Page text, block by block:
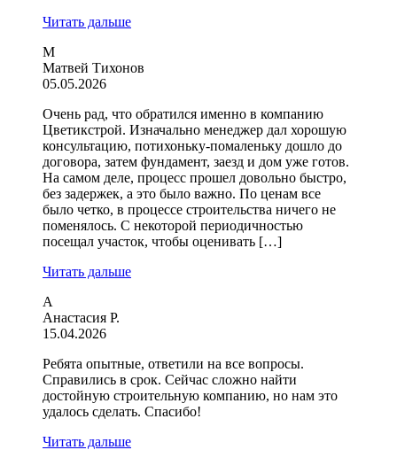
Читать дальше
М
Матвей Тихонов
05.05.2026
Очень рад, что обратился именно в компанию
Цветикстрой. Изначально менеджер дал хорошую
консультацию, потихоньку-помаленьку дошло до
договора, затем фундамент, заезд и дом уже готов.
На самом деле, процесс прошел довольно быстро,
без задержек, а это было важно. По ценам все
было четко, в процессе строительства ничего не
поменялось. С некоторой периодичностью
посещал участок, чтобы оценивать […]
Читать дальше
А
Анастасия Р.
15.04.2026
Ребята опытные, ответили на все вопросы.
Справились в срок. Сейчас сложно найти
достойную строительную компанию, но нам это
удалось сделать. Спасибо!
Читать дальше